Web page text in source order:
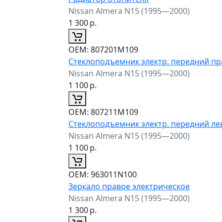
Nissan Almera N15 (1995—2000)
1 300р.
ОЕМ: 807201M109
Стеклоподъемник электр. передний
Nissan Almera N15 (1995—2000)
1 100р.
ОЕМ: 807211M109
Стеклоподъемник электр. передний
Nissan Almera N15 (1995—2000)
1 100р.
ОЕМ: 963011N100
Зеркало правое электрическое
Nissan Almera N15 (1995—2000)
1 300р.